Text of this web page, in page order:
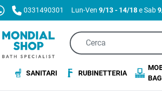
0331490301 Lun-Ven9/13 - 14/18e Sab
SANITARI RUBINETTERIA